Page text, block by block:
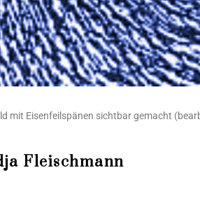
mit Eisen­feil­spä­nen sicht­bar gemacht
Fleischmann